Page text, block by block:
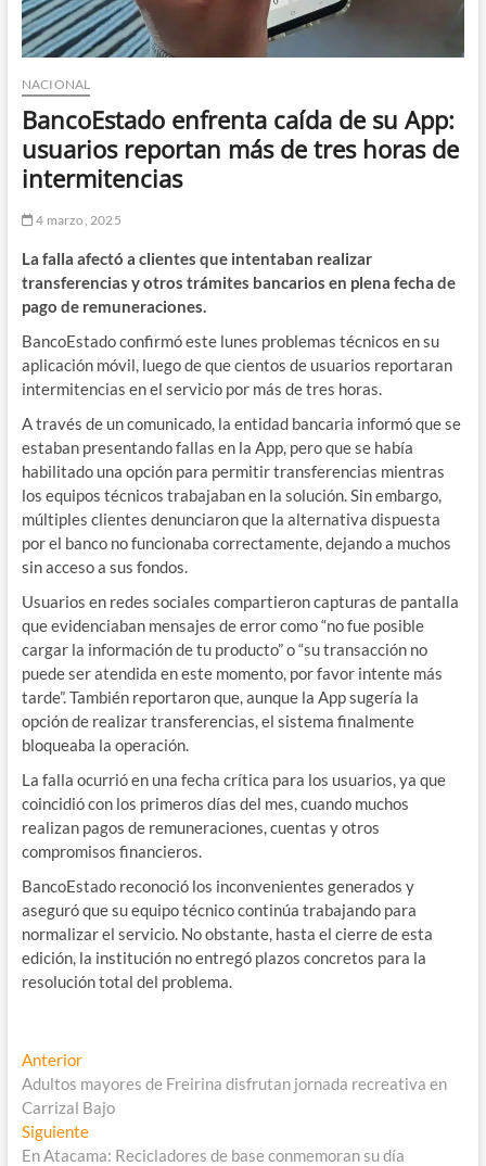
NACIONAL
BancoEstado enfrenta caída de su App:
usuarios reportan más de tres horas de
intermitencias
4 marzo, 2025
La falla afectó a clientes que intentaban realizar
transferencias y otros trámites bancarios en plena fecha de
pago de remuneraciones.
BancoEstado confirmó este lunes problemas técnicos en su
aplicación móvil, luego de que cientos de usuarios reportaran
intermitencias en el servicio por más de tres horas.
A través de un comunicado, la entidad bancaria informó que se
estaban presentando fallas en la App, pero que se había
habilitado una opción para permitir transferencias mientras
los equipos técnicos trabajaban en la solución. Sin embargo,
múltiples clientes denunciaron que la alternativa dispuesta
por el banco no funcionaba correctamente, dejando a muchos
sin acceso a sus fondos.
Usuarios en redes sociales compartieron capturas de pantalla
que evidenciaban mensajes de error como “no fue posible
cargar la información de tu producto” o “su transacción no
puede ser atendida en este momento, por favor intente más
tarde”. También reportaron que, aunque la App sugería la
opción de realizar transferencias, el sistema finalmente
bloqueaba la operación.
La falla ocurrió en una fecha crítica para los usuarios, ya que
coincidió con los primeros días del mes, cuando muchos
realizan pagos de remuneraciones, cuentas y otros
compromisos financieros.
BancoEstado reconoció los inconvenientes generados y
aseguró que su equipo técnico continúa trabajando para
normalizar el servicio. No obstante, hasta el cierre de esta
edición, la institución no entregó plazos concretos para la
resolución total del problema.
Navegación
de
entradas
AnteriorEntrada
anterior:
Adultos mayores de Freirina disfrutan jornada recreativa en
Carrizal Bajo
SiguienteEntrada
siguiente:
En Atacama: Recicladores de base conmemoran su día